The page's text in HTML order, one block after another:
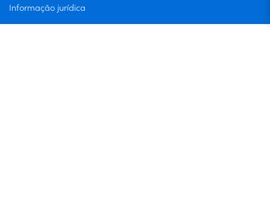
Informação jurídica